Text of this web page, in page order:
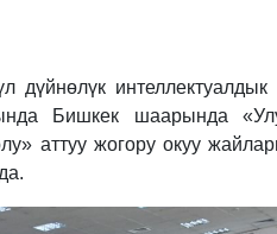
дүйнөлүк
Бишкек шаарында
аттуу жогору окуу